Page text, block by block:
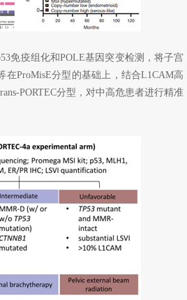
免疫组化和POLE基因突变检测，将子宫
在ProMisE分型的基础上，结合L1CAM高
PORTEC分型，对中高危患者进行精准